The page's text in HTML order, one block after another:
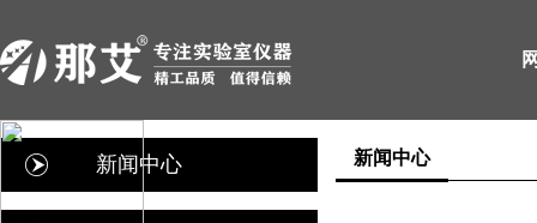
新闻中心 新闻中心